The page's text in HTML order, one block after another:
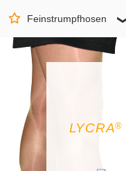
Feinstrumpfhosen
LYCRA®